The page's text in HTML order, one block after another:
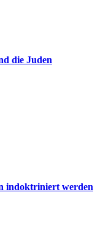
die Juden
indoktriniert werden